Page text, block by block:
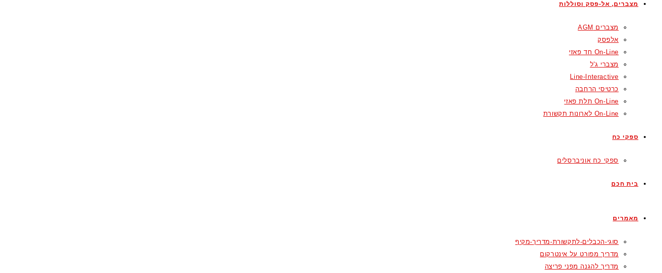
מצברים, אל-פסק וסוללות
מצברים AGM
אלפסק
On-Line חד פאזי
מצברי ג'ל
Line-Interactive
כרטיסי הרחבה
On-Line תלת פאזי
On-Line לארונות תקשורת
ספקי כח
ספקי כח אוניברסלים
בית חכם
מאמרים
סוגי-הכבלים-לתקשורת-מדריך-מקיף
מדריך מפורט על אינטרקום
מדריך להגנה מפני פריצה